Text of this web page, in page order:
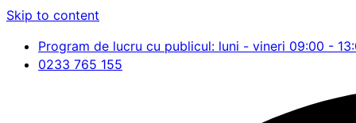
Skip to content
Program de lucru cu publicul: luni - vineri 09:00 -
0233 765 155